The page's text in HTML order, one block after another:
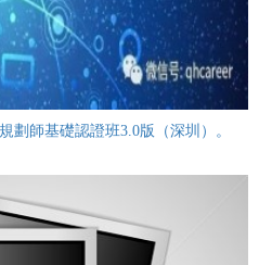
劃師基礎認證班3.0版（深圳）。